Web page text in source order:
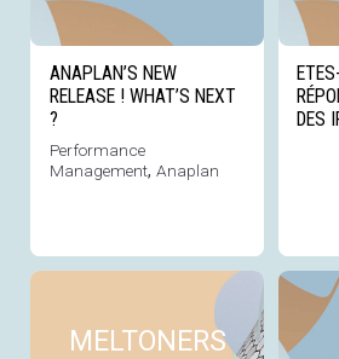
ANAPLAN’S NEW
RELEASE ! WHAT’S NEXT
?
Performance
Management, Anaplan
DES
MELTONERS
Voir